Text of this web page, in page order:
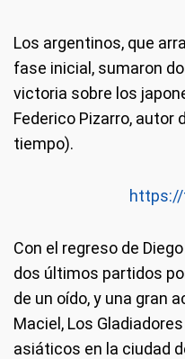
Los argentinos, que
fase inicial, sumaron
victoria sobre los
Federico Pizarro, autor
tiempo).
Con el regreso de
dos últimos partidos
de un oído, y una gran
Maciel, Los
asiáticos en la ciudad